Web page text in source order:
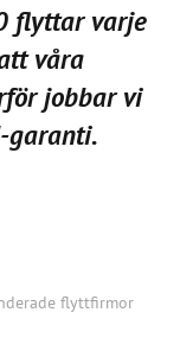
våra
jobbar vi
garanti.
flyttfirmor